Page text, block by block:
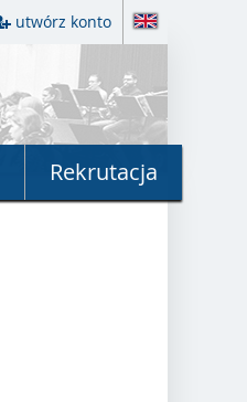
utwórz konto
Rekrutacja